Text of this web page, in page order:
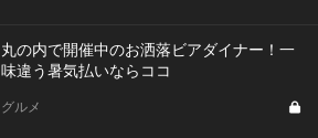
丸の内で開催中のお洒落ビアダイナー！一
味違う暑気払いならココ
グルメ